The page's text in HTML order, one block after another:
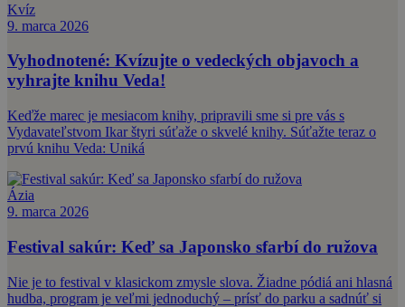
Kvíz
9. marca 2026
Vyhodnotené: Kvízujte o vedeckých objavoch a
vyhrajte knihu Veda!
Keďže marec je mesiacom knihy, pripravili sme si pre vás s
Vydavateľstvom Ikar štyri súťaže o skvelé knihy. Súťažte teraz o
prvú knihu Veda: Uniká
Ázia
9. marca 2026
Festival sakúr: Keď sa Japonsko sfarbí do ružova
Nie je to festival v klasickom zmysle slova. Žiadne pódiá ani hlasná
hudba, program je veľmi jednoduchý – prísť do parku a sadnúť si